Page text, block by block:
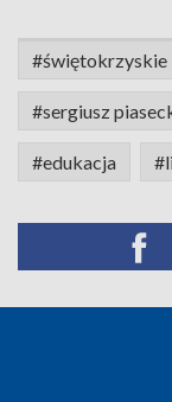
#świętokrzyskie
#sergiusz
#edukacja